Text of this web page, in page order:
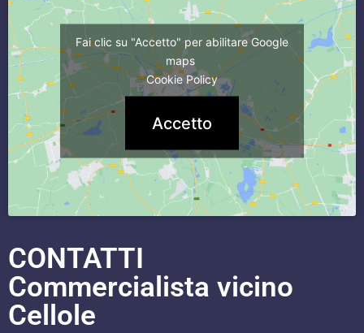
Fai clic su "Accetto" per abilitare Google
maps
Cookie Policy
Accetto
CONTATTI
Commercialista vicino
Cellole